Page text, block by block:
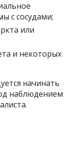
с сосудами;
или
и некоторых
начинать
наблюдением